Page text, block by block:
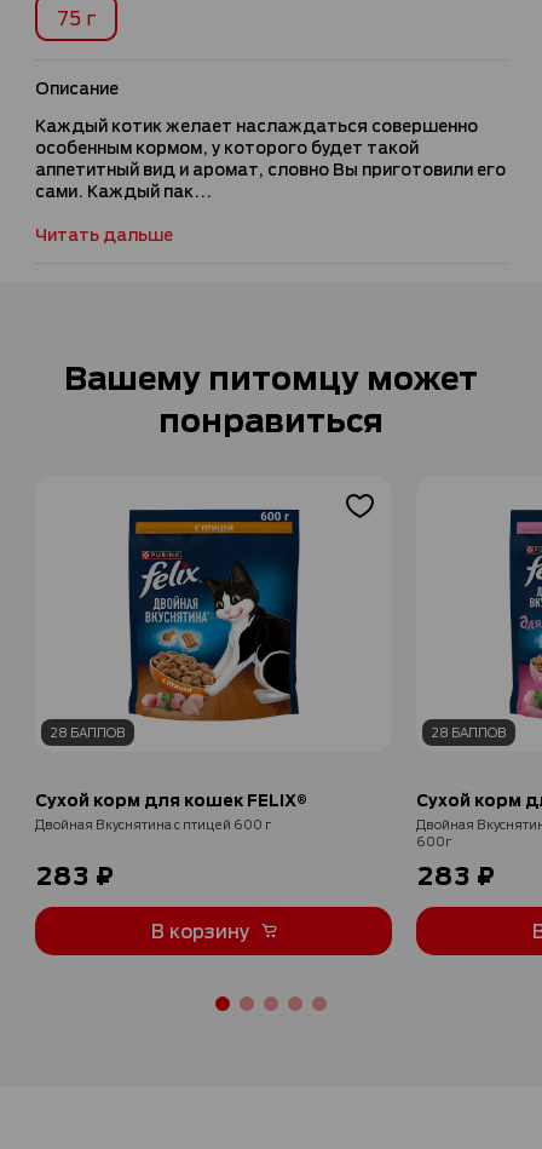
75 г
Описание
Каждый котик желает наслаждаться совершенно
особенным кормом, у которого будет такой
аппетитный вид и аромат, словно Вы приготовили его
сами. Каждый пак...
Читать дальше
Вашему питомцу может
понравиться
28 БАЛЛОВ
Сухой корм для кошек FELIX®
Двойная Вкуснятина с птицей 600 г
283 ₽
В корзину
28 БАЛЛОВ
Сухой корм
Двойная
600г
283 ₽